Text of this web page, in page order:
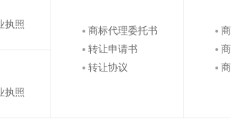
执照
商标代理委托书
转让申请书
转让协议
执照